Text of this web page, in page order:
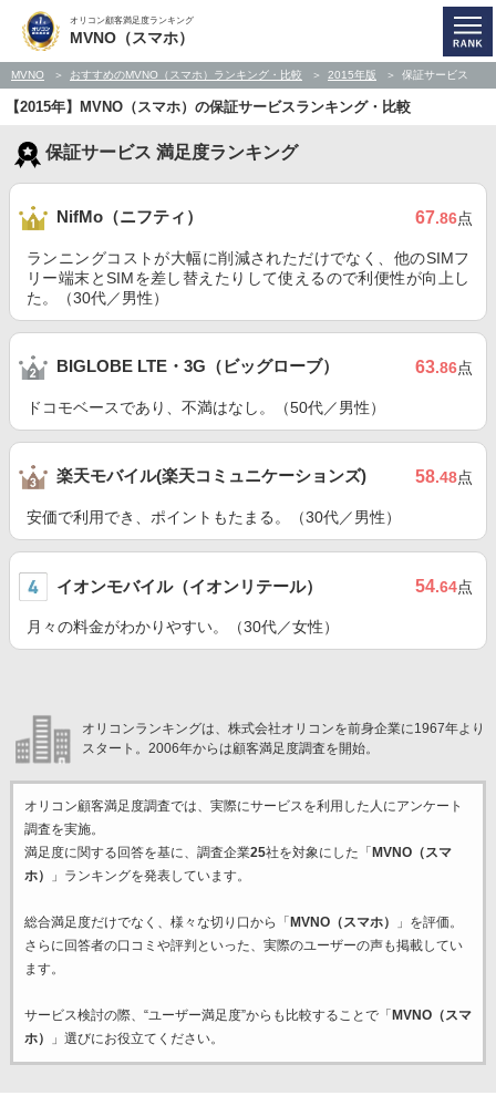
オリコン顧客満足度ランキング
MVNO（スマホ）
MVNO おすすめのMVNO（スマホ）ランキング・比較 2015年版 保証サービス
【2015年】MVNO（スマホ）の保証サービスランキング・比較
保証サービス 満足度ランキング
NifMo（ニフティ） 67.86点
ランニングコストが大幅に削減されただけでなく、他のSIMフ
リー端末とSIMを差し替えたりして使えるので利便性が向上し
た。（30代／男性）
BIGLOBE LTE・3G（ビッグローブ） 63.86点
ドコモベースであり、不満はなし。（50代／男性）
楽天モバイル(楽天コミュニケーションズ) 58.48点
安価で利用でき、ポイントもたまる。（30代／男性）
イオンモバイル（イオンリテール） 54.64点
月々の料金がわかりやすい。（30代／女性）
オリコンランキングは、株式会社オリコンを前身企業に1967年より
スタート。2006年からは顧客満足度調査を開始。
オリコン顧客満足度調査では、実際にサービスを利用した 人にアンケート
調査を実施。
満足度に関する回答を基に、調査企業25社を対象にした「 MVNO（スマ
ホ）
」ランキングを発表しています。
総合満足度だけでなく、様々な切り口から「 MVNO（スマホ）
」を評価。
さらに回答者の口コミや評判といった、実際のユーザーの声も掲載してい
ます。
サービス検討の際、“ユーザー満足度”からも比較することで「 MVNO（スマ
ホ）
」選びにお役立てください。